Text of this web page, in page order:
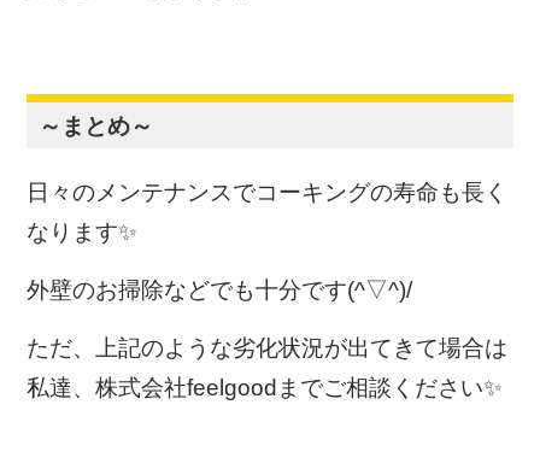
～まとめ～
日々のメンテナンスでコーキングの寿命も長く
なります✨
外壁のお掃除などでも十分です(^▽^)/
ただ、上記のような劣化状況が出てきて場合は
私達、株式会社feelgoodまでご相談ください✨